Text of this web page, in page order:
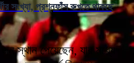
সংখ্যা, প্রশ্নফাঁস রুখতে থাকছে
স্থান পেয়েছেন, যার মধ্যে